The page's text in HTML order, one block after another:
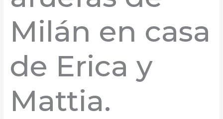
Milán en casa
de Erica y
Mattia.